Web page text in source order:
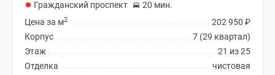
Гражданский проспект
20 мин.
202 950 ₽
Цена за м2
7 (29 квартал)
Корпус
21 из 25
Этаж
чистовая
Отделка